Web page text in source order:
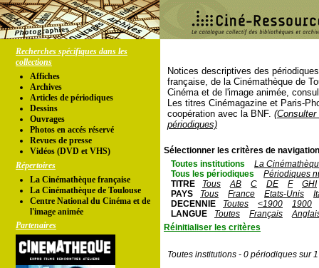
Recherches spécifiques dans les
collections
Affiches
Archives
Articles de périodiques
Dessins
Ouvrages
Photos en accés réservé
Revues de presse
Vidéos (DVD et VHS)
Répertoires
La Cinémathèque française
La Cinémathèque de Toulouse
Centre National du Cinéma et de
l'image animée
Partenaires
Notices descriptives des
française, de la Cinémathèque de
Cinéma et de l'image animée,
Les titres Cinémagazine et Paris-
coopération avec la BNF.
périodiques)
Sélectionner les critères de
Toutes institutions
La
Tous les périodiques
Périodiques
TITRE
Tous AB C DE F
GHI
PAYS
Tous France Etats-Unis
DECENNIE
Toutes <1900
1900
LANGUE
Toutes Français
Réinitialiser les critères
Toutes institutions - 0 périodiques sur